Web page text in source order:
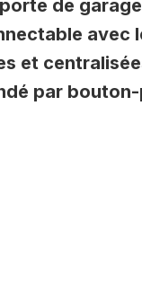
de
avec
et
par